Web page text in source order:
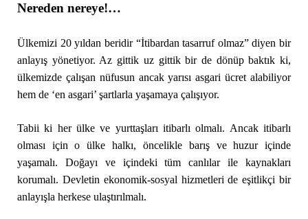
Nereden nereye!…
Ülkemizi 20 yıldan beridir “İtibardan tasarruf olmaz” diyen bir
anlayış yönetiyor. Az gittik uz gittik bir de dönüp baktık ki,
ülkemizde çalışan nüfusun ancak yarısı asgari ücret alabiliyor
hem de ‘en asgari’ şartlarla yaşamaya çalışıyor.
Tabii ki her ülke ve yurttaşları itibarlı olmalı. Ancak itibarlı
olması için o ülke halkı, öncelikle barış ve huzur içinde
yaşamalı. Doğayı ve içindeki tüm canlılar ile kaynakları
korumalı. Devletin ekonomik-sosyal hizmetleri de eşitlikçi bir
anlayışla herkese ulaştırılmalı.